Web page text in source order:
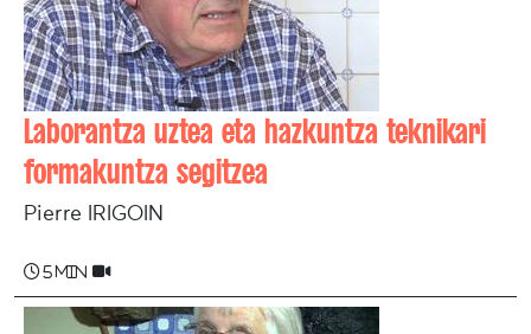
Laborantza uztea eta hazkuntza teknikari
formakuntza segitzea
Pierre IRIGOIN
5 min